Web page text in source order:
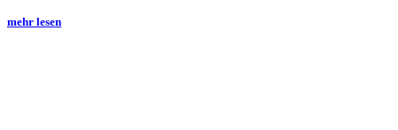
mehr lesen